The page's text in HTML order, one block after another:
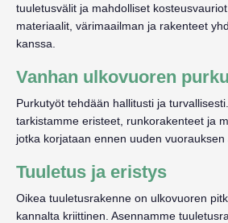
tuuletusvälit ja mahdolliset
materiaalit, värimaailman ja rakenteet
kanssa.
Vanhan ulkovuoren purku
Purkutyöt tehdään hallitusti ja
tarkistamme eristeet, runkorakenteet ja
jotka korjataan ennen uuden vuorauksen
Tuuletus ja eristys
Oikea tuuletusrakenne on ulkovuoren
kannalta kriittinen. Asennamme